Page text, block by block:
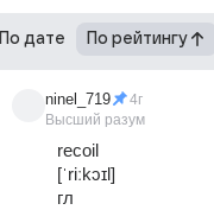
По дате По рейтингу
ninel_719
Высший разум
4г
recoil
[ˈriːkɔɪl]
гл